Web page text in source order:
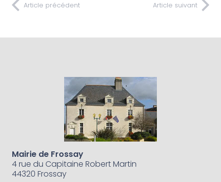
Article précédent Article suivant
Mairie de Frossay
4 rue du Capitaine Robert Martin
44320 Frossay